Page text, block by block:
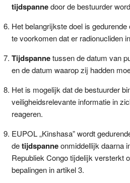
tijdspannedoor de bestuurder
Het belangrijkste doel is gedurende
te voorkomen dat er radionucliden
Tijdspannetussen de datum van
en de datum waarop zij hadden
Het is mogelijk dat de bestuurder
veiligheidsrelevante informatie in
reageren.
EUPOL „Kinshasa” wordt
detijdspanneonmiddellijk daarna
Republiek Congo tijdelijk versterkt
bepalingen in artikel 3.